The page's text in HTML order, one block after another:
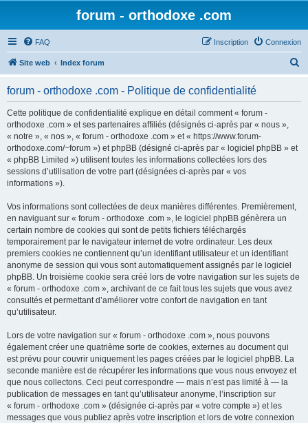
forum - orthodoxe .com
FAQ Connexion
Inscription
Site web Index forum
forum - orthodoxe .com - Politique de confidentialité
Cette politique de confidentialité explique en détail comment « forum -
orthodoxe .com » et ses partenaires affiliés (désignés ci-après par « nous »,
« notre », « nos », « forum - orthodoxe .com » et « https://www.forum-
orthodoxe.com/~forum ») et phpBB (désigné ci-après par « logiciel phpBB » et
« phpBB Limited ») utilisent toutes les informations collectées lors des
sessions d’utilisation de votre part (désignées ci-après par « vos
informations »).
Vos informations sont collectées de deux manières différentes. Premièrement,
en naviguant sur « forum - orthodoxe .com », le logiciel phpBB génèrera un
certain nombre de cookies qui sont de petits fichiers téléchargés
temporairement par le navigateur internet de votre ordinateur. Les deux
premiers cookies ne contiennent qu’un identifiant utilisateur et un identifiant
anonyme de session qui vous sont automatiquement assignés par le logiciel
phpBB. Un troisième cookie sera créé lors de votre navigation sur les sujets de
« forum - orthodoxe .com », archivant de ce fait tous les sujets que vous avez
consultés et permettant d’améliorer votre confort de navigation en tant
qu’utilisateur.
Lors de votre navigation sur « forum - orthodoxe .com », nous pouvons
également créer une quatrième sorte de cookies, externes au document qui
est prévu pour couvrir uniquement les pages créées par le logiciel phpBB. La
seconde manière est de récupérer les informations que vous nous envoyez et
que nous collectons. Ceci peut correspondre — mais n’est pas limité à — la
publication de messages en tant qu’utilisateur anonyme, l’inscription sur
« forum - orthodoxe .com » (désignée ci-après par « votre compte ») et les
messages que vous publiez après votre inscription et lors de votre connexion